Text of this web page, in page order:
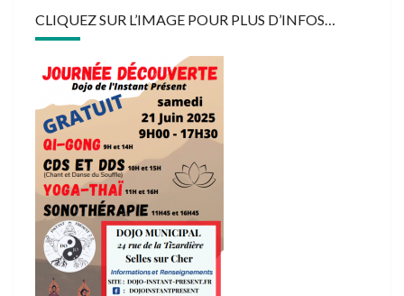
CLIQUEZ SUR L’IMAGE POUR PLUS D’INFOS…